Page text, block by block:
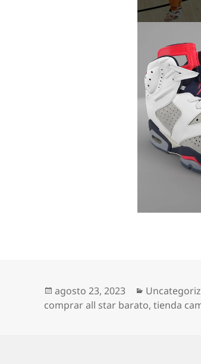
Publicado
el
agosto 23, 2023 Categorías
comprar all star barato,tienda